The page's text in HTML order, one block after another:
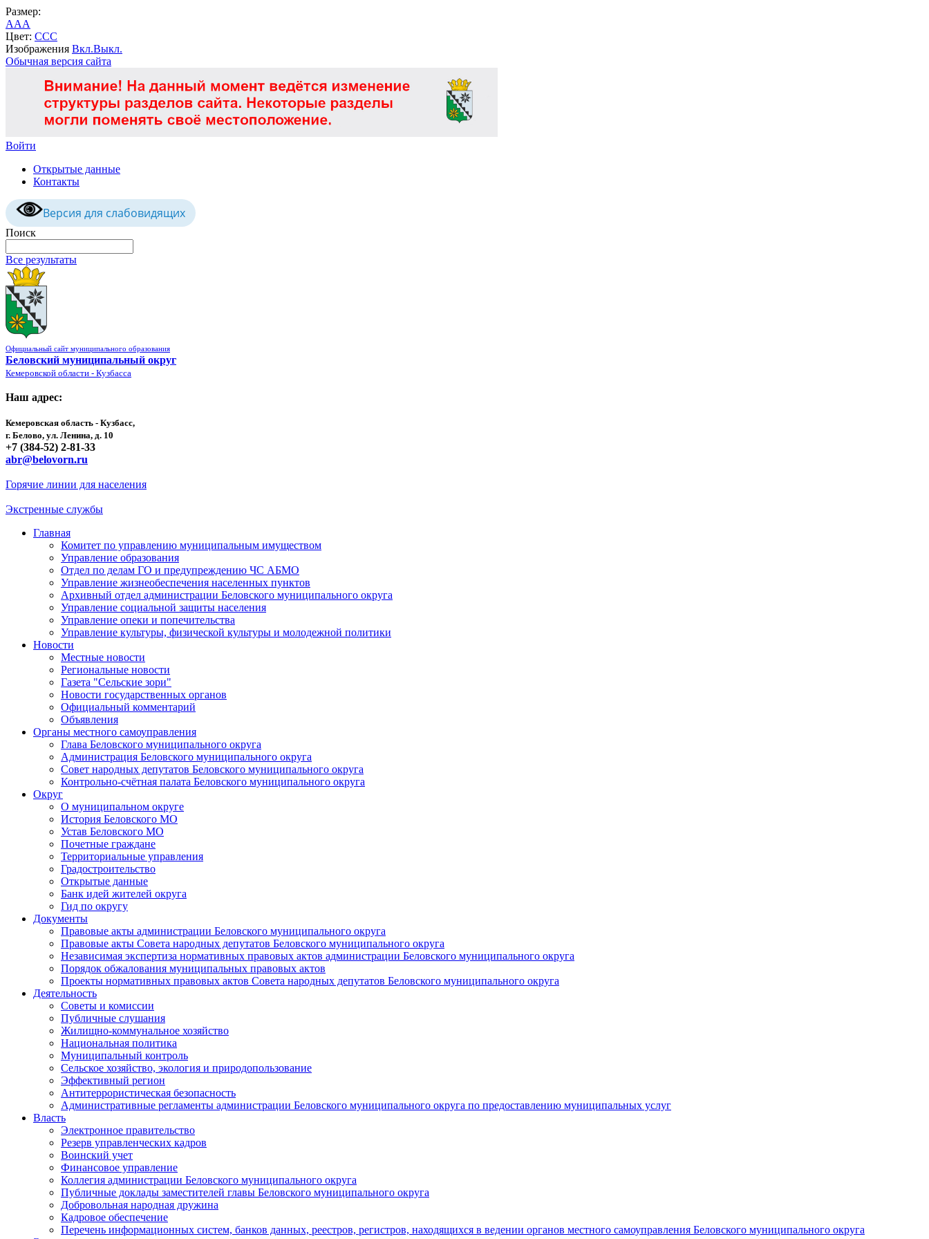
Размер:
AAA
Цвет: CCC
Изображения Вкл.Выкл.
Обычная версия сайта
Войти
Открытые данные
Контакты
Версия для слабовидящих
Поиск
Все результаты
Официальный сайт муниципального образования
Беловский муниципальный округ
Кемеровской области - Кузбасса
Наш адрес:
Кемеровская область - Кузбасс,
г. Белово, ул. Ленина, д. 10
+7 (384-52) 2-81-33
abr@belovorn.ru
Горячие линии для населения
Экстренные службы
Главная
Комитет по управлению муниципальным имуществом
Управление образования
Отдел по делам ГО и предупреждению ЧС АБМО
Управление жизнеобеспечения населенных пунктов
Архивный отдел администрации Беловского муниципального округа
Управление социальной защиты населения
Управление опеки и попечительства
Управление культуры, физической культуры и молодежной политики
Новости
Местные новости
Региональные новости
Газета "Сельские зори"
Новости государственных органов
Официальный комментарий
Объявления
Органы местного самоуправления
Глава Беловского муниципального округа
Администрация Беловского муниципального округа
Совет народных депутатов Беловского муниципального округа
Контрольно-счётная палата Беловского муниципального округа
Округ
О муниципальном округе
История Беловского МО
Устав Беловского МО
Почетные граждане
Территориальные управления
Градостроительство
Открытые данные
Банк идей жителей округа
Гид по округу
Документы
Правовые акты администрации Беловского муниципального округа
Правовые акты Совета народных депутатов Беловского муниципального округа
Независимая экспертиза нормативных правовых актов администрации Беловского муниципального округа
Порядок обжалования муниципальных правовых актов
Проекты нормативных правовых актов Совета народных депутатов Беловского муниципального округа
Деятельность
Советы и комиссии
Публичные слушания
Жилищно-коммунальное хозяйство
Национальная политика
Муниципальный контроль
Сельское хозяйство, экология и природопользование
Эффективный регион
Антитеррористическая безопасность
Административные регламенты администрации Беловского муниципального округа по предоставлению муниципальных услуг
Власть
Электронное правительство
Резерв управленческих кадров
Воинский учет
Финансовое управление
Коллегия администрации Беловского муниципального округа
Публичные доклады заместителей главы Беловского муниципального округа
Добровольная народная дружина
Кадровое обеспечение
Перечень информационных систем, банков данных, реестров, регистров, находящихся в ведении органов местного самоуправления Беловского муниципального округа